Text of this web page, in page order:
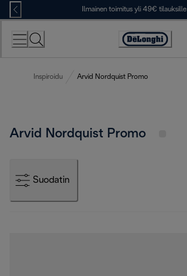
Skip
to
Content
Ilmainen toimitus yli 49€ tilauksille
Accessibility
Inspiroidu Arvid Nordquist Promo
Arvid Nordquist Promo
Suodatin